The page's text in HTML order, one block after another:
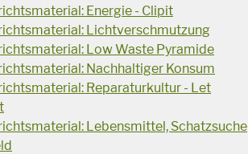
Energie - Clipit
Lichtverschmutzung
Low Waste Pyramide
Nachhaltiger Konsum
Reparaturkultur - Let
Lebensmittel, Schatzsuche